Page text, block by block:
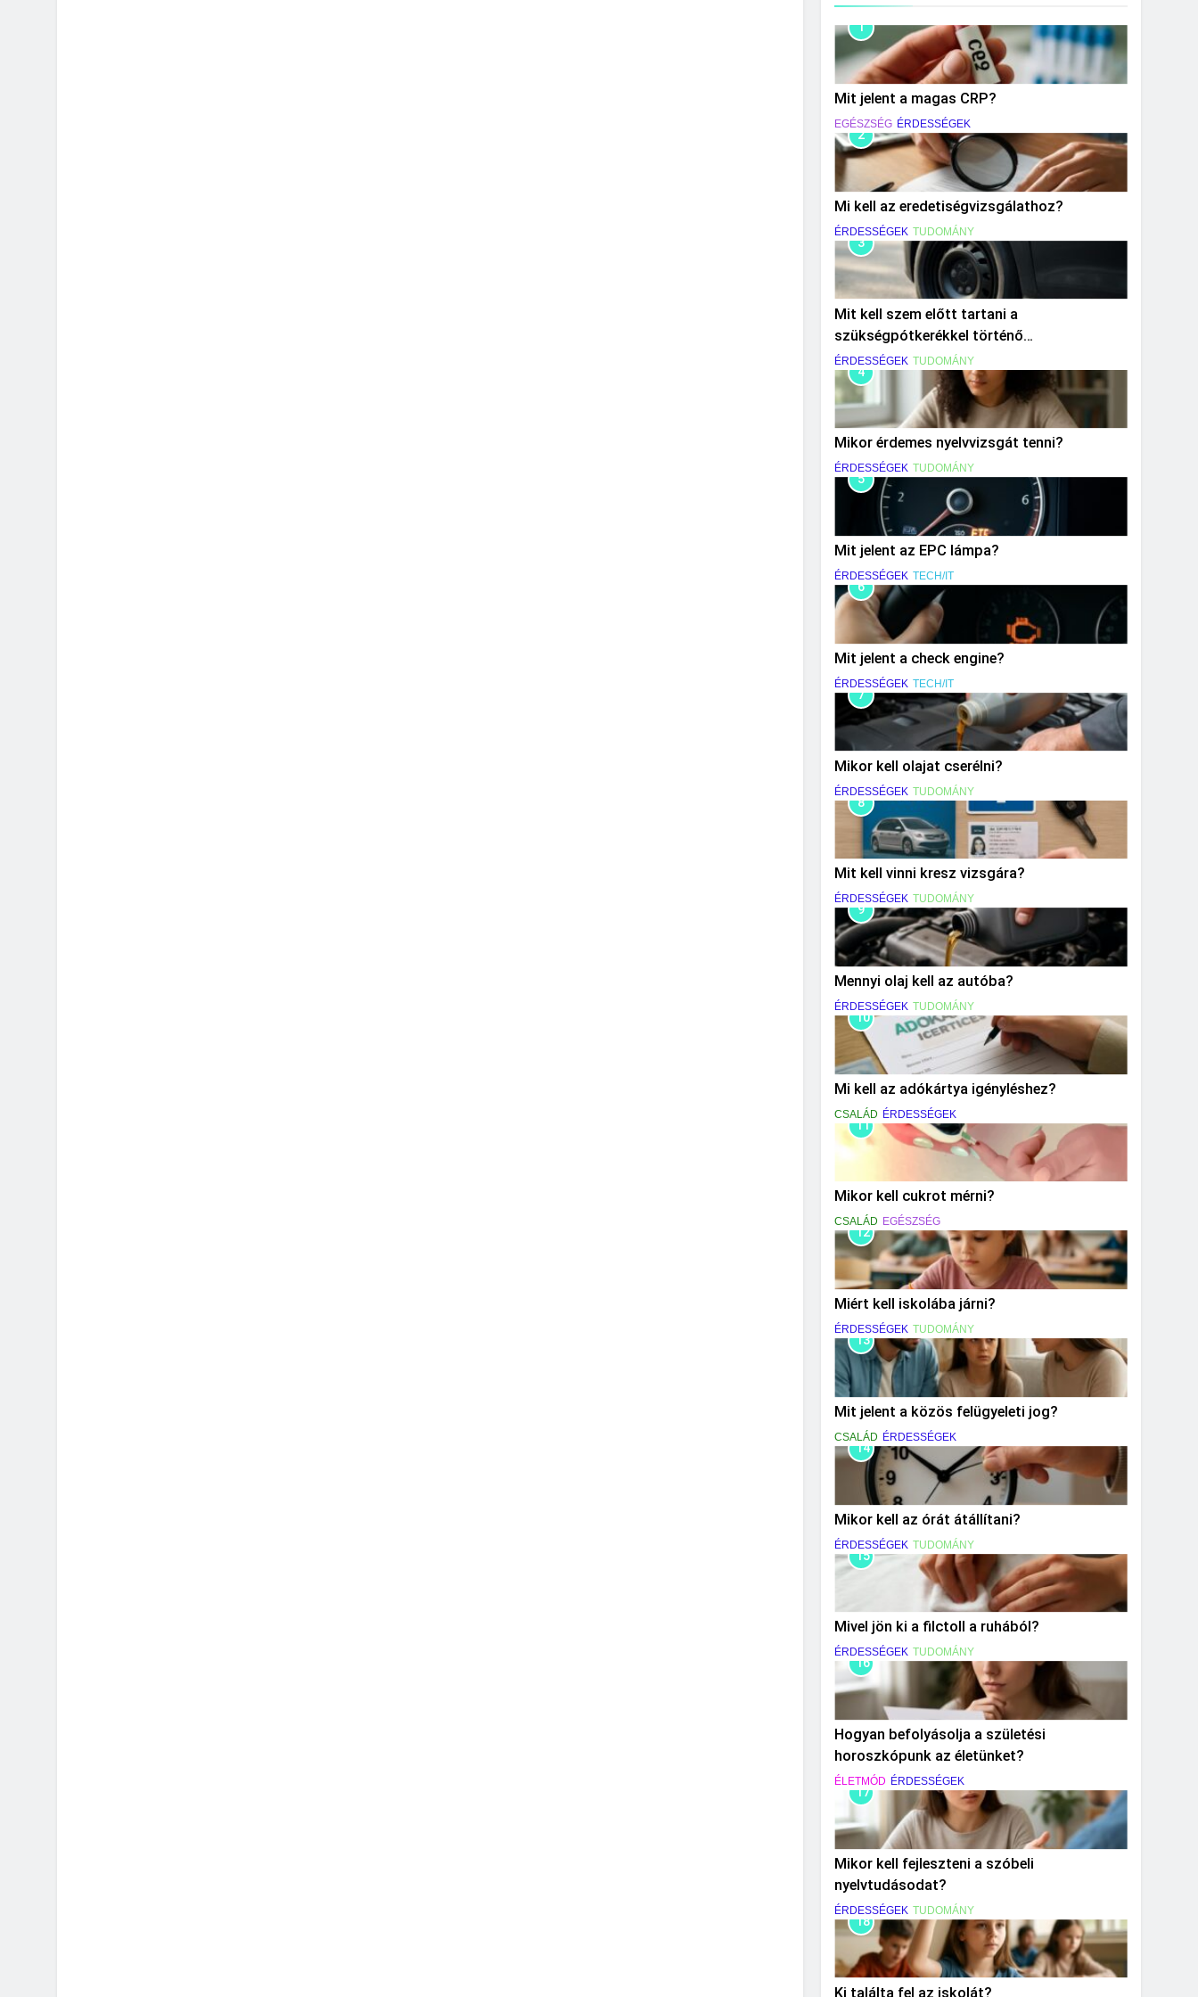
1
Mit jelent a magas CRP?
EGÉSZSÉG ÉRDESSÉGEK
2
Mi kell az eredetiségvizsgálathoz?
ÉRDESSÉGEK TUDOMÁNY
3
Mit kell szem előtt tartani a
szükségpótkerékkel történő
közlekedéskor?
ÉRDESSÉGEK TUDOMÁNY
4
Mikor érdemes nyelvvizsgát tenni?
ÉRDESSÉGEK TUDOMÁNY
5
Mit jelent az EPC lámpa?
ÉRDESSÉGEK TECH/IT
6
Mit jelent a check engine?
ÉRDESSÉGEK TECH/IT
7
Mikor kell olajat cserélni?
ÉRDESSÉGEK TUDOMÁNY
8
Mit kell vinni kresz vizsgára?
ÉRDESSÉGEK TUDOMÁNY
9
Mennyi olaj kell az autóba?
ÉRDESSÉGEK TUDOMÁNY
10
Mi kell az adókártya igényléshez?
CSALÁD ÉRDESSÉGEK
11
Mikor kell cukrot mérni?
CSALÁD EGÉSZSÉG
12
Miért kell iskolába járni?
ÉRDESSÉGEK TUDOMÁNY
13
Mit jelent a közös felügyeleti jog?
CSALÁD ÉRDESSÉGEK
14
Mikor kell az órát átállítani?
ÉRDESSÉGEK TUDOMÁNY
15
Mivel jön ki a filctoll a ruhából?
ÉRDESSÉGEK TUDOMÁNY
16
Hogyan befolyásolja a születési
horoszkópunk az életünket?
ÉLETMÓD ÉRDESSÉGEK
17
Mikor kell fejleszteni a szóbeli
nyelvtudásodat?
ÉRDESSÉGEK TUDOMÁNY
18
Ki találta fel az iskolát?